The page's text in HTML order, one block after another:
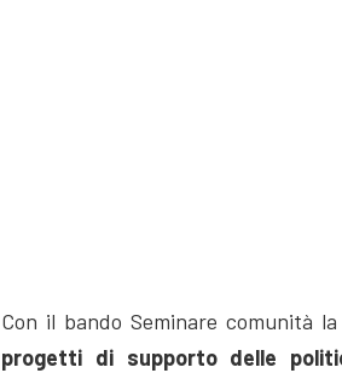
Con il bando Seminare comunità
progetti di supporto delle